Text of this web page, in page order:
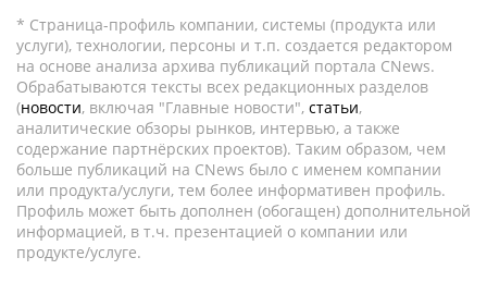
* Страница-профиль компании, системы (продукта или
услуги), технологии, персоны и т.п. создается редактором
на основе анализа архива публикаций портала CNews.
Обрабатываются тексты всех редакционных разделов
(новости, включая "Главные новости", статьи,
аналитические обзоры рынков, интервью, а также
содержание партнёрских проектов). Таким образом, чем
больше публикаций на CNews было с именем компании
или продукта/услуги, тем более информативен профиль.
Профиль может быть дополнен (обогащен) дополнительной
информацией, в т.ч. презентацией о компании или
продукте/услуге.